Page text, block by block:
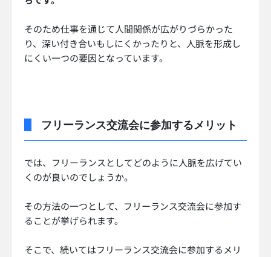
そのため仕事を通じて人間関係が広がりづらかった
り、深い付き合いもしにくかったりと、人脈を形成し
にくい一つの要因となっています。
フリーランス交流会に参加するメリット
では、フリーランスとしてどのように人脈を広げてい
くのが良いのでしょうか。
その方法の一つとして、フリーランス交流会に参加す
ることが挙げられます。
そこで、続いてはフリーランス交流会に参加するメリ